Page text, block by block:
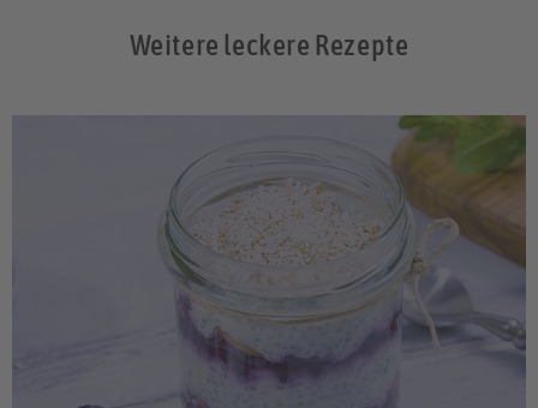
Weitere leckere Rezepte